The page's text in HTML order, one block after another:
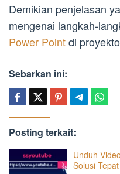
Demikian penjelasan
mengenai langkah-
Power Pointdi
Sebarkan ini:
Posting terkait:
Unduh
Solusi